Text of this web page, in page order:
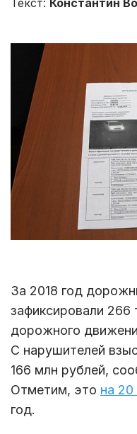
За 2018 год
зафиксировали 266
дорожного
С нарушителей
166 млн рублей,
Отметим, это на
год.